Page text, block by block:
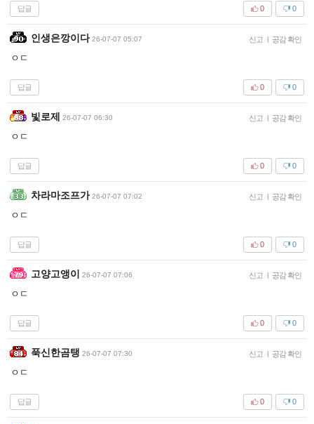
답글 0
0
인생은깡이다 26-07-07 05:07 신고 | 공감 확인
ㅇㄷ
답글 0
0
빛로제 26-07-07 06:30 신고 | 공감 확인
ㅇㄷ
답글 0
0
차라마조프가 26-07-07 07:02 신고 | 공감 확인
ㅇㄷ
답글 0
0
고양고앵이 26-07-07 07:06 신고 | 공감 확인
ㅇㄷ
답글 0
0
푹신한곰탱 26-07-07 07:30 신고 | 공감 확인
ㅇㄷ
답글 0
0